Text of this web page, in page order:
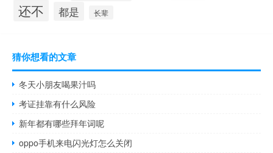
还不 都是 长辈
猜你想看的文章
冬天小朋友喝果汁吗
考证挂靠有什么风险
新年都有哪些拜年词呢
oppo手机来电闪光灯怎么关闭